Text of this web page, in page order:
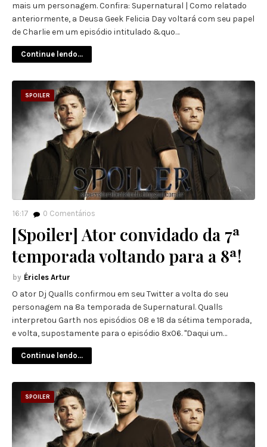
mais um personagem. Confira: Supernatural | Como relatado
anteriormente, a Deusa Geek Felicia Day voltará com seu papel
de Charlie em um episódio intitulado &quo…
Continue lendo...
SPOILER
16:17 0 Comentários
[Spoiler] Ator convidado da 7ª
temporada voltando para a 8ª!
Éricles Artur
O ator Dj Qualls confirmou em seu Twitter a volta do seu
personagem na 8ª temporada de Supernatural. Qualls
interpretou Garth nos episódios 08 e 18 da sétima temporada,
e volta, supostamente para o episódio 8x06. "Daqui um…
Continue lendo...
SPOILER